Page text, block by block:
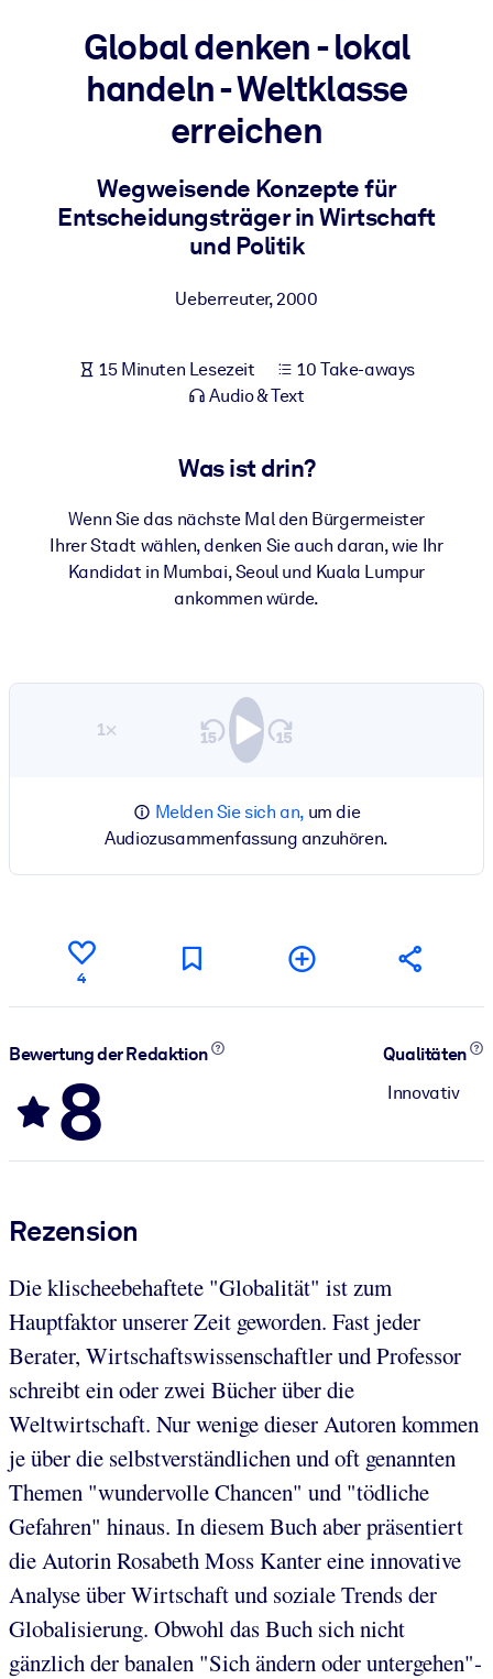
Bauen Sie eine gesunde und resiliente Belegschaft auf.
Integrieren Sie kompaktes, verifiziertes Wissen in Ihr LMS/LXP für
bessere Lernergebnisse.
Für Unternehmensbibliotheken
Bereichern Sie Ihre Unternehmensbibliothek mit
Nutzen Sie verlässliches, strukturiertes Wissen, um die Ergebnisse
Global denken - lokal
handeln - Weltklasse
erreichen
Wegweisende Konzepte für
Entscheidungsträger in Wirtschaft
und Politik
Ueberreuter,2000
15 Minuten Lesezeit
10 Take-aways
Audio & Text
Was ist drin?
Wenn Sie das nächste Mal den Bürgermeister
Ihrer Stadt wählen, denken Sie auch daran, wie Ihr
Kandidat in Mumbai, Seoul und Kuala Lumpur
ankommen würde.
1×
Melden Sie sich an,um die
Audiozusammenfassung anzuhören.
4
Bewertung der Redaktion
8
Qualitäten
Innovativ
Rezension
Die klischeebehaftete "Globalität" ist zum
Hauptfaktor unserer Zeit geworden. Fast jeder
Berater, Wirtschaftswissenschaftler und Professor
schreibt ein oder zwei Bücher über die
Weltwirtschaft. Nur wenige dieser Autoren kommen
je über die selbstverständlichen und oft genannten
Themen "wundervolle Chancen" und "tödliche
Gefahren" hinaus. In diesem Buch aber präsentiert
die Autorin Rosabeth Moss Kanter eine innovative
Analyse über Wirtschaft und soziale Trends der
Globalisierung. Obwohl das Buch sich nicht
gänzlich der banalen "Sich ändern oder untergehen"-